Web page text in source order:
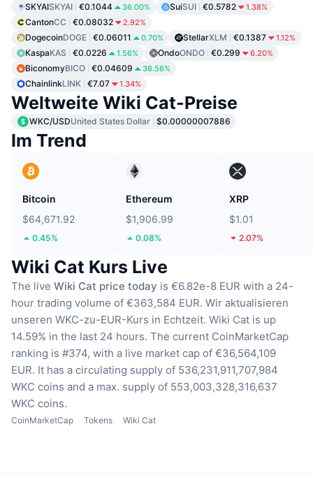
SKYAISKYAI €0.1044 36.00% SuiSUI €0.5782 1.38%
CantonCC €0.08032 2.92%
DogecoinDOGE €0.06011 0.70% StellarXLM €0.1387 1.12%
KaspaKAS €0.0226 1.56% OndoONDO €0.299 6.20%
BiconomyBICO €0.04609 38.56%
ChainlinkLINK €7.07 1.34%
Weltweite Wiki Cat-Preise
WKC/USDUnited States Dollar $0.00000007886
Im Trend
Bitcoin
$64,671.92
0.45%
Ethereum
$1,906.99
0.08%
XRP
$1.01
2.07%
Wiki Cat Kurs Live
The live Wiki Cat price today is €6.82e-8 EUR with a 24-
hour trading volume of €363,584 EUR. Wir aktualisieren
unseren WKC-zu-EUR-Kurs in Echtzeit. Wiki Cat is up
14.59% in the last 24 hours. The current CoinMarketCap
ranking is #374, with a live market cap of €36,564,109
EUR. It has a circulating supply of 536,231,911,707,984
WKC coins and a max. supply of 553,003,328,316,637
WKC coins.
CoinMarketCap Tokens Wiki Cat